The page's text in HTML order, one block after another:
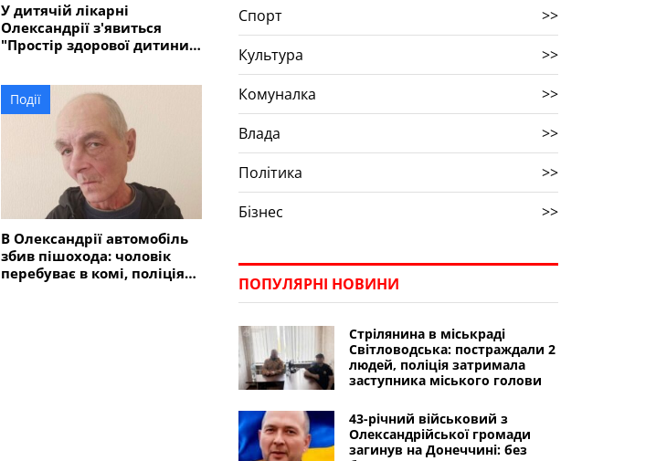
У дитячій лікарні
Олександрії з'явиться
"Простір здорової дитини"
Події
В Олександрії автомобіль
збив пішохода: чоловік
перебуває в комі, поліція
Спорт
>>
Культура
>>
Комуналка
>>
Влада
>>
Політика
>>
Бізнес
>>
ПОПУЛЯРНІ НОВИНИ
Стрілянина в міськраді
Світловодська: постраждали 2
людей, поліція затримала
заступника міського голови
43-річний військовий з
Олександрійської громади
загинув на Донеччині: без